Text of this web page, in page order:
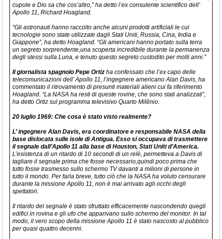
cupole e Dio sa che cos’altro,” ha detto l’ex consulente scientifico dell’
Apollo 11, Richard Hoagland.
“Gli astronauti hanno raccolto anche alcuni prodotti artificiali le cui
tecnologie sono state utilizzate dagli Stati Uniti, Russia, Cina, India e
Giappone”, ha detto Hoagland. “Gli americani hanno portato sulla terra
un segreto sorprendente,una scoperta incredibile durante la permanenza
degli stessi sulla Luna, e tenuto questo segreto custodito per molti anni.”
Il giornalista spagnolo Pepe Ortiz ha confessato che l’ex capo delle
telecomunicazioni dell’ Apollo 11, l’ingegnere americano Alan Davis, ha
commentato il ritrovamento di presunti materiali alieni cui fa riferimento
Hoagland. “La NASA ha resti di queste rovine, che sono stati analizzati”,
ha detto Ortiz sul programma televisivo Quarto Milênio.
20 luglio 1969: Che cosa è stato visto realmente?
L’ ingegnere Alan Davis, era coordinatore e responsabile NASA della
base dislocata sulle isole di Antigua. Esso si occupava di trasmettere
il segnale dall’Apollo 11 alla base di Houston, Stati Uniti d’America.
L’esistenza di un ritardo di 10 secondi di un relè, permetteva a Davis di
tagliare il segnale prima che fosse necessario,quindi poco prima che
tutto fosse trasmesso sullo schermo TV davanti a milioni di persone in
tutto il mondo. Per farla breve, tutto ciò che la NASA ha voluto censurare
durante la missione Apollo 11, non è mai arrivato agli occhi degli
spettatori.
Il ritardo del segnale è stato sfruttato efficacemente nascondendo quegli
edifici in rovina e gli ufo che apparivano sullo schermo del monitor. In tal
modo, il vero scopo della missione Apollo 11 è stato nascosto al pubblico
per quasi quattro decenni.